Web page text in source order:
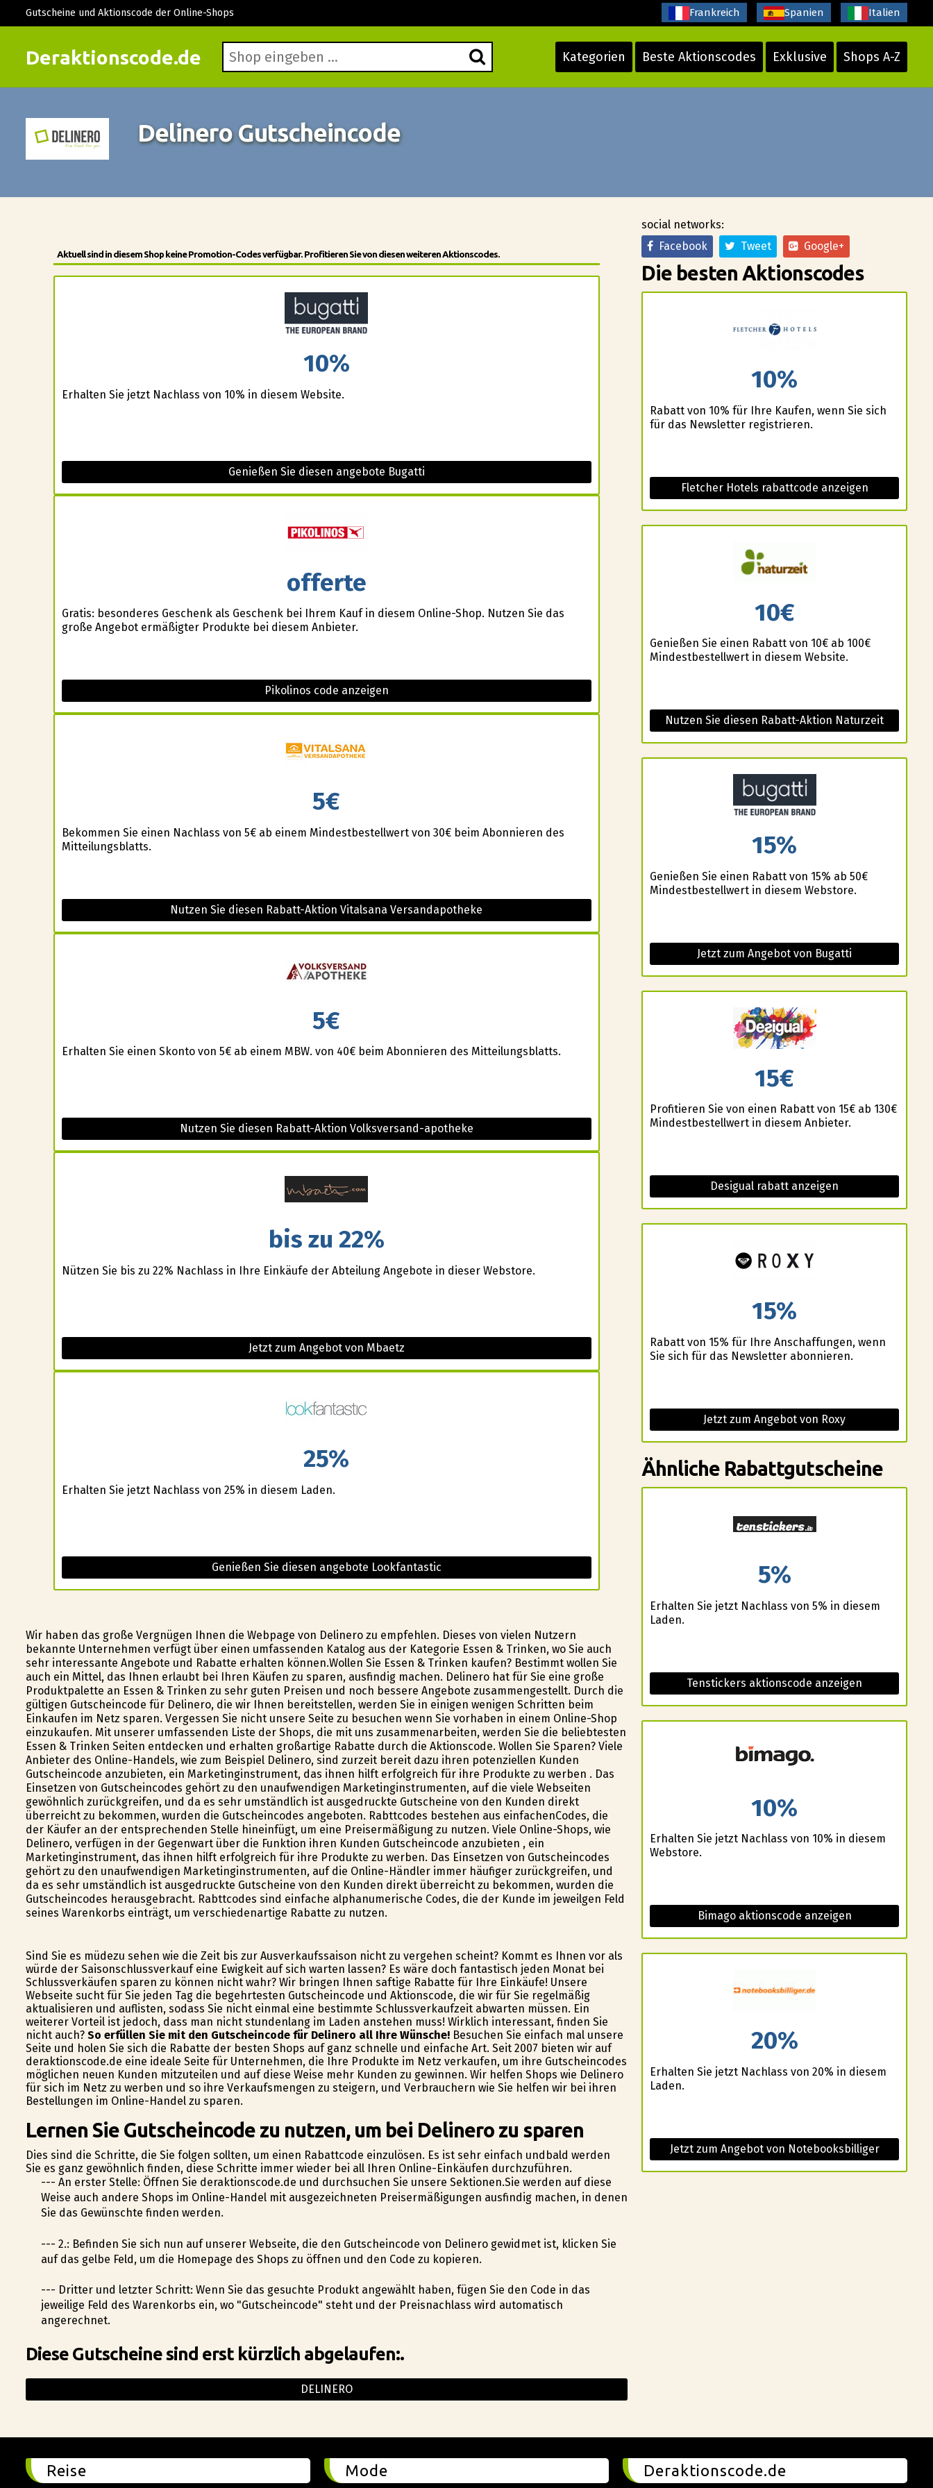
Deraktionscode.de Kategorien Beste Aktionscodes Exklusive Shops A-Z
Gutscheine und Aktionscode der Online-Shops Frankreich Spanien Italien
Delinero Gutscheincode
Aktuell sind in diesem Shop keine Promotion-Codes verfügbar. Profitieren Sie von diesen weiteren Aktionscodes.
10%
Erhalten Sie jetzt Nachlass von 10% in diesem Website.
Genießen Sie diesen angebote Bugatti
offerte
Gratis: besonderes Geschenk als Geschenk bei Ihrem Kauf in diesem Online-Shop. Nutzen Sie das
große Angebot ermäßigter Produkte bei diesem Anbieter.
Pikolinos code anzeigen
5€
Bekommen Sie einen Nachlass von 5€ ab einem Mindestbestellwert von 30€ beim Abonnieren des
Mitteilungsblatts.
Nutzen Sie diesen Rabatt-Aktion Vitalsana Versandapotheke
5€
Erhalten Sie einen Skonto von 5€ ab einem MBW. von 40€ beim Abonnieren des Mitteilungsblatts.
Nutzen Sie diesen Rabatt-Aktion Volksversand-apotheke
bis zu 22%
Nützen Sie bis zu 22% Nachlass in Ihre Einkäufe der Abteilung Angebote in dieser Webstore.
Jetzt zum Angebot von Mbaetz
25%
Erhalten Sie jetzt Nachlass von 25% in diesem Laden.
Genießen Sie diesen angebote Lookfantastic
Wir haben das große Vergnügen Ihnen die Webpage von Delinero zu empfehlen. Dieses von vielen Nutzern
bekannte Unternehmen verfügt über einen umfassenden Katalog aus der Kategorie Essen & Trinken, wo Sie auch
sehr interessante Angebote und Rabatte erhalten können.Wollen Sie Essen & Trinken kaufen? Bestimmt wollen Sie
auch ein Mittel, das Ihnen erlaubt bei Ihren Käufen zu sparen, ausfindig machen. Delinero hat für Sie eine große
Produktpalette an Essen & Trinken zu sehr guten Preisen und noch bessere Angebote zusammengestellt. Durch die
gültigen Gutscheincode für Delinero, die wir Ihnen bereitstellen, werden Sie in einigen wenigen Schritten beim
Einkaufen im Netz sparen. Vergessen Sie nicht unsere Seite zu besuchen wenn Sie vorhaben in einem Online-Shop
einzukaufen. Mit unserer umfassenden Liste der Shops, die mit uns zusammenarbeiten, werden Sie die beliebtesten
Essen & Trinken Seiten entdecken und erhalten großartige Rabatte durch die Aktionscode. Wollen Sie Sparen? Viele
Anbieter des Online-Handels, wie zum Beispiel Delinero, sind zurzeit bereit dazu ihren potenziellen Kunden
Gutscheincode anzubieten, ein Marketinginstrument, das ihnen hilft erfolgreich für ihre Produkte zu werben . Das
Einsetzen von Gutscheincodes gehört zu den unaufwendigen Marketinginstrumenten, auf die viele Webseiten
gewöhnlich zurückgreifen, und da es sehr umständlich ist ausgedruckte Gutscheine von den Kunden direkt
überreicht zu bekommen, wurden die Gutscheincodes angeboten. Rabttcodes bestehen aus einfachenCodes, die
der Käufer an der entsprechenden Stelle hineinfügt, um eine Preisermäßigung zu nutzen. Viele Online-Shops, wie
Delinero, verfügen in der Gegenwart über die Funktion ihren Kunden Gutscheincode anzubieten , ein
Marketinginstrument, das ihnen hilft erfolgreich für ihre Produkte zu werben. Das Einsetzen von Gutscheincodes
gehört zu den unaufwendigen Marketinginstrumenten, auf die Online-Händler immer häufiger zurückgreifen, und
da es sehr umständlich ist ausgedruckte Gutscheine von den Kunden direkt überreicht zu bekommen, wurden die
Gutscheincodes herausgebracht. Rabttcodes sind einfache alphanumerische Codes, die der Kunde im jeweilgen Feld
seines Warenkorbs einträgt, um verschiedenartige Rabatte zu nutzen.
Sind Sie es müdezu sehen wie die Zeit bis zur Ausverkaufssaison nicht zu vergehen scheint? Kommt es Ihnen vor als
würde der Saisonschlussverkauf eine Ewigkeit auf sich warten lassen? Es wäre doch fantastisch jeden Monat bei
Schlussverkäufen sparen zu können nicht wahr? Wir bringen Ihnen saftige Rabatte für Ihre Einkäufe! Unsere
Webseite sucht für Sie jeden Tag die begehrtesten Gutscheincode und Aktionscode, die wir für Sie regelmäßig
aktualisieren und auflisten, sodass Sie nicht einmal eine bestimmte Schlussverkaufzeit abwarten müssen. Ein
weiterer Vorteil ist jedoch, dass man nicht stundenlang im Laden anstehen muss! Wirklich interessant, finden Sie
nicht auch? So erfüllen Sie mit den Gutscheincode für Delinero all Ihre Wünsche!Besuchen Sie einfach mal unsere
Seite und holen Sie sich die Rabatte der besten Shops auf ganz schnelle und einfache Art. Seit 2007 bieten wir auf
deraktionscode.de eine ideale Seite für Unternehmen, die Ihre Produkte im Netz verkaufen, um ihre Gutscheincodes
möglichen neuen Kunden mitzuteilen und auf diese Weise mehr Kunden zu gewinnen. Wir helfen Shops wie Delinero
für sich im Netz zu werben und so ihre Verkaufsmengen zu steigern, und Verbrauchern wie Sie helfen wir bei ihren
Bestellungen im Online-Handel zu sparen.
Lernen Sie Gutscheincode zu nutzen, um bei Delinero zu sparen
Dies sind die Schritte, die Sie folgen sollten, um einen Rabattcode einzulösen. Es ist sehr einfach undbald werden
Sie es ganz gewöhnlich finden, diese Schritte immer wieder bei all Ihren Online-Einkäufen durchzuführen.
--- An erster Stelle: Öffnen Sie deraktionscode.de und durchsuchen Sie unsere Sektionen.Sie werden auf diese
Weise auch andere Shops im Online-Handel mit ausgezeichneten Preisermäßigungen ausfindig machen, in denen
Sie das Gewünschte finden werden.
--- 2.: Befinden Sie sich nun auf unserer Webseite, die den Gutscheincode von Delinero gewidmet ist, klicken Sie
auf das gelbe Feld, um die Homepage des Shops zu öffnen und den Code zu kopieren.
--- Dritter und letzter Schritt: Wenn Sie das gesuchte Produkt angewählt haben, fügen Sie den Code in das
jeweilige Feld des Warenkorbs ein, wo "Gutscheincode" steht und der Preisnachlass wird automatisch
angerechnet.
Diese Gutscheine sind erst kürzlich abgelaufen:.
DELINERO
social networks:
Facebook
Tweet Google+
Die besten Aktionscodes
10%
Rabatt von 10% für Ihre Kaufen, wenn Sie sich
für das Newsletter registrieren.
Fletcher Hotels rabattcode anzeigen
10€
Genießen Sie einen Rabatt von 10€ ab 100€
Mindestbestellwert in diesem Website.
Nutzen Sie diesen Rabatt-Aktion Naturzeit
15%
Genießen Sie einen Rabatt von 15% ab 50€
Mindestbestellwert in diesem Webstore.
Jetzt zum Angebot von Bugatti
15€
Profitieren Sie von einen Rabatt von 15€ ab 130€
Mindestbestellwert in diesem Anbieter.
Desigual rabatt anzeigen
15%
Rabatt von 15% für Ihre Anschaffungen, wenn
Sie sich für das Newsletter abonnieren.
Jetzt zum Angebot von Roxy
Ähnliche Rabattgutscheine
5%
Erhalten Sie jetzt Nachlass von 5% in diesem
Laden.
Tenstickers aktionscode anzeigen
10%
Erhalten Sie jetzt Nachlass von 10% in diesem
Webstore.
Bimago aktionscode anzeigen
20%
Erhalten Sie jetzt Nachlass von 20% in diesem
Laden.
Jetzt zum Angebot von Notebooksbilliger
Reise Mode Deraktionscode.de